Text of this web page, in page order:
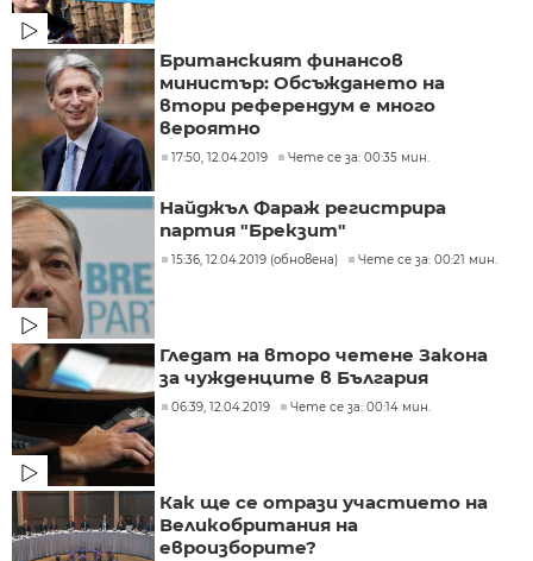
Британският финансов
министър: Обсъждането на
втори референдум е много
вероятно
17:50, 12.04.2019 Чете се за: 00:35 мин.
Найджъл Фараж регистрира
партия "Брекзит"
15:36, 12.04.2019 (обновена) Чете се за: 00:21 мин.
Гледат на второ четене Закона
за чужденците в България
06:39, 12.04.2019 Чете се за: 00:14 мин.
Как ще се отрази участието на
Великобритания на
евроизборите?